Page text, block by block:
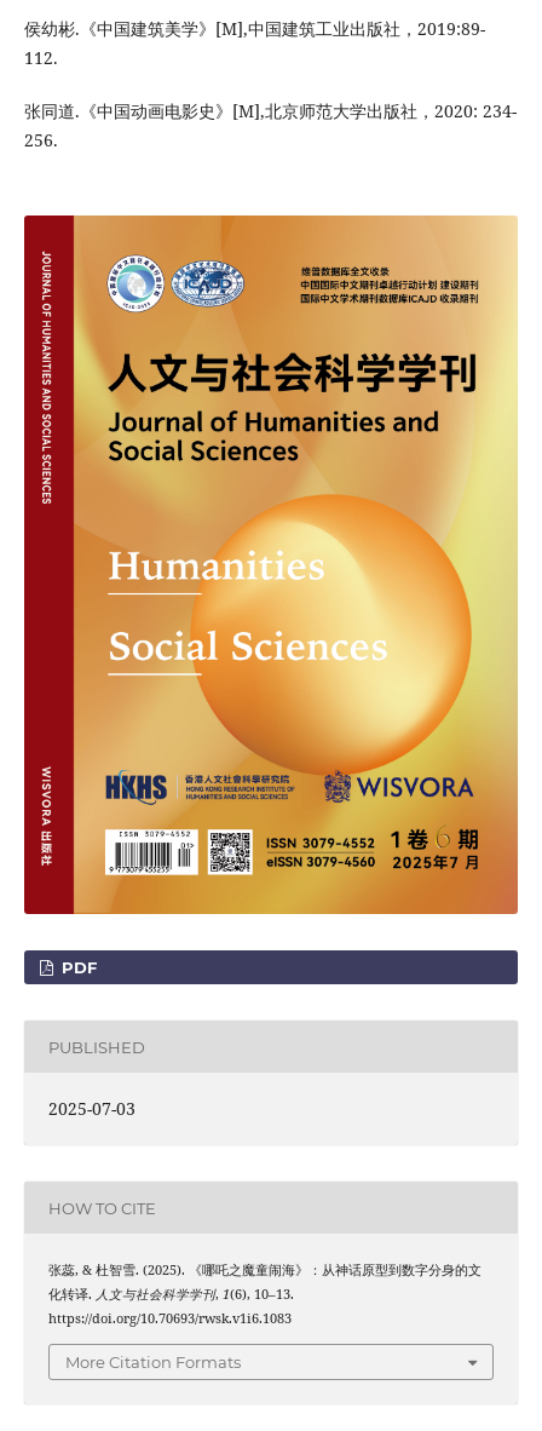
侯幼彬.《中国建筑美学》[M],中国建筑工业出版社，2019:89-
112.
张同道.《中国动画电影史》[M],北京师范大学出版社，2020: 234-
256.
PDF
PUBLISHED
2025-07-03
HOW TO CITE
张蕊, & 杜智雪. (2025). 《哪吒之魔童闹海》：从神话原型到数字分身的文
化转译. 人文与社会科学学刊, 1(6), 10–13.
https://doi.org/10.70693/rwsk.v1i6.1083
More Citation Formats